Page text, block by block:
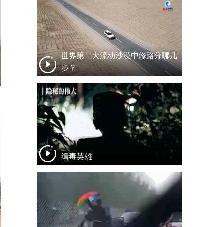
世界第二大流动沙漠中修路分哪几
步？
缉毒英雄